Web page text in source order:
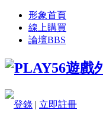
形象首頁
線上購買
論壇BBS
登錄 | 立即註冊